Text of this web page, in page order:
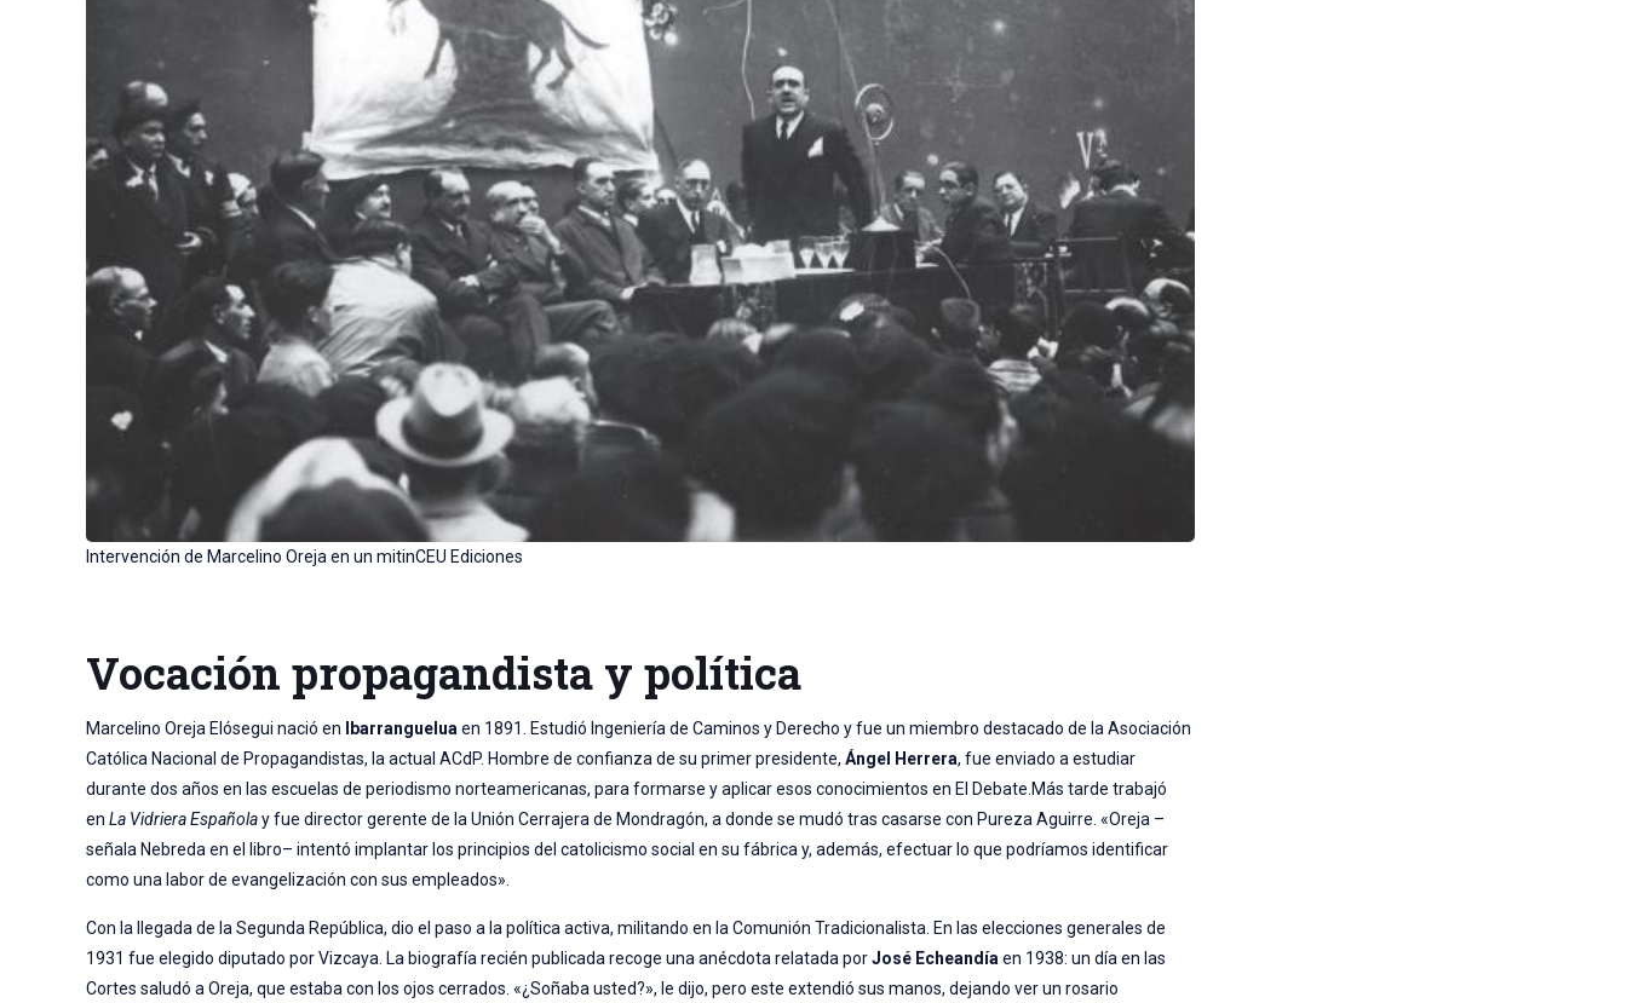
Intervención de Marcelino Oreja en un mitinCEU Ediciones
Vocación propagandista y política
Marcelino Oreja Elósegui nació en Ibarrangueluaen 1891. Estudió Ingeniería de Caminos y Derecho y fue un miembro destacado de la Asociación
Católica Nacional de Propagandistas, la actual ACdP. Hombre de confianza de su primer presidente, Ángel Herrera, fue enviado a estudiar
durante dos años en las escuelas de periodismo norteamericanas, para formarse y aplicar esos conocimientos en El Debate.Más tarde trabajó
enLa Vidriera Españolay fue director gerente de la Unión Cerrajera de Mondragón, a donde se mudó tras casarse con Pureza Aguirre. «Oreja –
señala Nebreda en el libro– intentó implantar los principios del catolicismo social en su fábrica y, además, efectuar lo que podríamos identificar
como una labor de evangelización con sus empleados».
Con la llegada de la Segunda República, dio el paso a la política activa, militando en la Comunión Tradicionalista. En las elecciones generales de
1931 fue elegido diputado por Vizcaya. La biografía recién publicada recoge una anécdota relatada porJosé Echeandía en 1938: un día en las
Cortes saludó a Oreja, que estaba con los ojos cerrados. «¿Soñaba usted?», le dijo, pero este extendió sus manos, dejando ver un rosario